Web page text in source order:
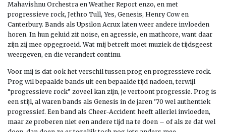
Mahavishnu Orchestra en Weather Report enzo, en met
progressieve rock, Jethro Tull, Yes, Genesis, Henry Cow en
Canterbury. Bands als Upsilon Acrux laten weer andere invloeden
horen. In hun geluid zit noise, en agressie, en mathcore, want daar
zijn zij mee opgegroeid. Wat mij betreft moet muziek de tijdsgeest
weergeven, en die verandert continu.
Voor mij is dat ook het verschil tussen prog en progressieve rock.
Prog wil bepaalde bands uit een bepaalde tijd nadoen, terwijl
“progressieve rock” zoveel kan zijn, je vertoont progressie. Prog is
een stijl, al waren bands als Genesis in de jaren ’70 wel authentiek
progressief. Een band als Cheer-Accident heeft allerlei invloeden,
maar ze proberen niet een andere tijd na te doen – of als ze dat wel